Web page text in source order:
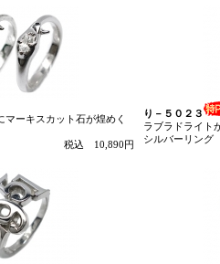
マーキスカット石が煌めく
税込 10,890円
り－５０２３
ラブラドライト
シルバーリング